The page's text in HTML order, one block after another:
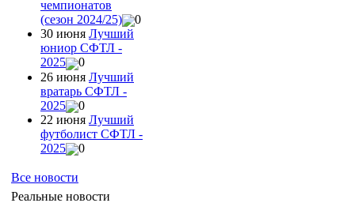
чемпионатов
(сезон 2024/25)
0
30 июня Лучший
юниор СФТЛ -
2025
0
26 июня Лучший
вратарь СФТЛ -
2025
0
22 июня Лучший
футболист СФТЛ -
2025
0
Все новости
Реальные новости